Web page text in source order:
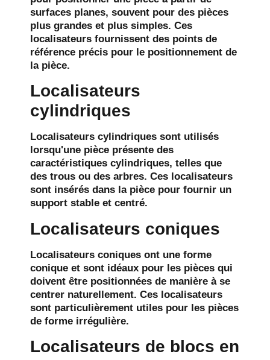
surfaces planes, souvent pour des pièces
plus grandes et plus simples. Ces
localisateurs fournissent des points de
référence précis pour le positionnement de
la pièce.
Localisateurs
cylindriques
Localisateurs cylindriques sont utilisés
lorsqu'une pièce présente des
caractéristiques cylindriques, telles que
des trous ou des arbres. Ces localisateurs
sont insérés dans la pièce pour fournir un
support stable et centré.
Localisateurs coniques
Localisateurs coniques ont une forme
conique et sont idéaux pour les pièces qui
doivent être positionnées de manière à se
centrer naturellement. Ces localisateurs
sont particulièrement utiles pour les pièces
de forme irrégulière.
Localisateurs de blocs en